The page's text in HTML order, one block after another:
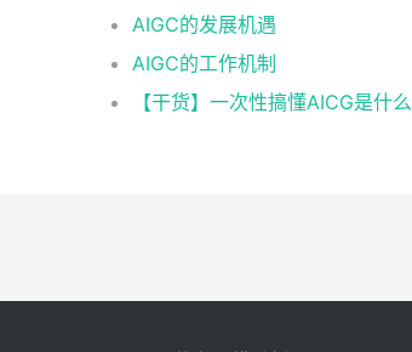
AIGC的发展机遇
AIGC的工作机制
【干货】一次性搞懂AICG是什么